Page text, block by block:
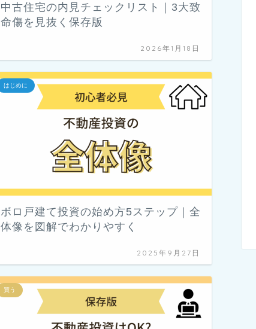
中古住宅の内見チェックリスト｜3大致
命傷を見抜く保存版
2026年1月18日
はじめに
ボロ戸建て投資の始め方5ステップ｜全
体像を図解でわかりやすく
2025年9月27日
買う